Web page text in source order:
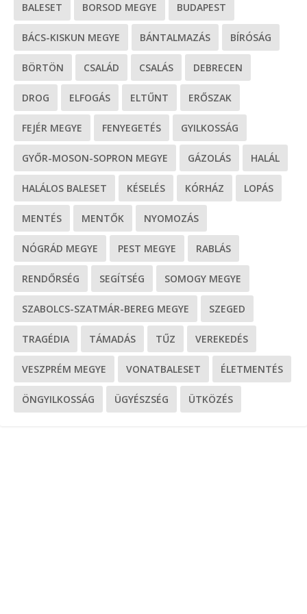
BALESET BORSOD MEGYE BUDAPEST
BÁCS-KISKUN MEGYE BÁNTALMAZÁS BÍRÓSÁG
BÖRTÖN CSALÁD CSALÁS DEBRECEN
DROG ELFOGÁS ELTŰNT ERŐSZAK
FEJÉR MEGYE FENYEGETÉS GYILKOSSÁG
GYŐR-MOSON-SOPRON MEGYE GÁZOLÁS HALÁL
HALÁLOS BALESET KÉSELÉS KÓRHÁZ LOPÁS
MENTÉS MENTŐK NYOMOZÁS
NÓGRÁD MEGYE PEST MEGYE RABLÁS
RENDŐRSÉG SEGÍTSÉG SOMOGY MEGYE
SZABOLCS-SZATMÁR-BEREG MEGYE SZEGED
TRAGÉDIA TÁMADÁS TŰZ VEREKEDÉS
VESZPRÉM MEGYE VONATBALESET ÉLETMENTÉS
ÖNGYILKOSSÁG ÜGYÉSZSÉG ÜTKÖZÉS